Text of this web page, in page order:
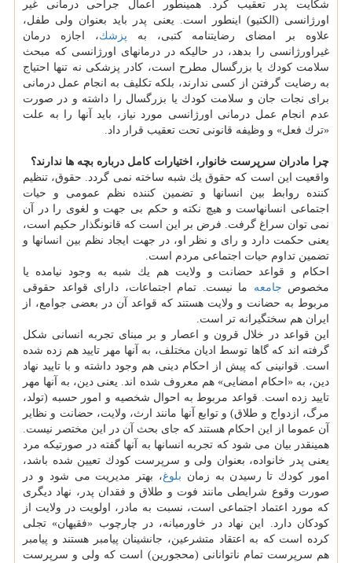
شكایت پدر تعقیب كرد. همینطور اعمال جراحی درمانی غیر
اورژانسی (الكتیو) اینطور است. یعنی پدر باید بعنوان ولی طفل،
علاوه بر امضای رضایتنامه كتبی، به پزشك، اجازه درمان
غیراورژانسی را بدهد، در حالیكه در درمانهای اورژانسی كه مبحث
سلامت كودك یا بزرگسال مطرح است، كادر پزشكی نه تنها احتیاج
به رضایت گرفتن از كسی ندارند، بلكه تكلیف به انجام عمل درمانی
برای نجات جان و سلامت كودك یا بزرگسال را داشته و در صورت
عدم انجام عمل درمانی اورژانسی مورد نیاز، باید آنها را به علت
«ترك فعل» و وظیفه قانونی تحت تعقیب قرار داد.
چرا مادران سرپرست خانوار، اختیارات كامل درباره بچه ها ندارند؟
واقعیت این است كه حقوق یك شبه ساخته نمی گردد. حقوق، تنظیم
كننده روابط بین انسانها و تضمین كننده نظم عمومی و حیات
اجتماعی انسانهاست و هیچ نكته و حكم بی جهت و لغوی را در آن
نمی توان سراغ گرفت. فرض بر این است كه قانونگذار حكیم است،
یعنی حكمت دارد و رای و نظر او، در جهت ایجاد نظم بین انسانها و
تضمین تداوم حیات اجتماعی مردم است.
احكام و قواعد حضانت و ولایت هم یك شبه به وجود نیامده یا
مخصوص جامعه ما نیست. تمام اجتماعات، دارای قواعد حقوقی
مربوط به حضانت و ولایت هستند كه قواعد آن در بعضی جوامع، از
ایران هم سختگیرانه تر است.
این قواعد در خلال قرون و اعصار و بر مبنای تجربه انسانی شكل
گرفته اند كه گاها توسط ادیان مختلف، به آنها مهر تایید هم زده شده
است. قوانینی كه پیش از احكام دینی هم وجود داشته و با تایید نهاد
دین، به «احكام امضایی» هم معروف شده اند. یعنی دین، به آنها مهر
تایید زده است. قواعد مربوط به احوال شخصیه و امور حسبه (تولد،
مرگ، ازدواج و طلاق) و توابع آنها مانند ارث، ولایت، حضانت و نظایر
آن عموما از این احكام هستند كه جای بحث آن در این مختصر نیست.
همینقدر بیان می شود كه تجربه انسانها به آنها گفته در صورتیكه مرد
یعنی پدر خانواده، بعنوان ولی و سرپرست كودك تعیین شده باشد،
امور كودك تا رسیدن به زمان بلوغ، بهتر مدیریت می شود و در
صورت وقوع شرایطی مانند فوت و طلاق و فقدان پدر، نهاد دیگری
كه مورد اعتماد اجتماعی است، نسبت به مادر، اولویت در ولایت از
كودكان دارد. این نهاد در خاورمیانه، در چارچوب «فقیهان» تجلی
كرده است كه به اعتقاد متشرعین، جانشینان پیامبر هستند و پیامبر
هم سرپرست تمام ناتوانانی (محجورین) است كه ولی و سرپرست